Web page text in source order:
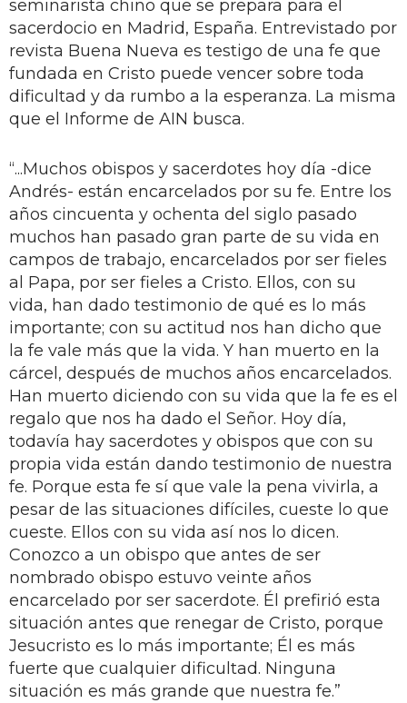
seminarista chino que se prepara para el
sacerdocio en Madrid, España. Entrevistado por
revista Buena Nueva es testigo de una fe que
fundada en Cristo puede vencer sobre toda
dificultad y da rumbo a la esperanza. La misma
que el Informe de AIN busca.
“...Muchos obispos y sacerdotes hoy día -dice
Andrés- están encarcelados por su fe. Entre los
años cincuenta y ochenta del siglo pasado
muchos han pasado gran parte de su vida en
campos de trabajo, encarcelados por ser fieles
al Papa, por ser fieles a Cristo. Ellos, con su
vida, han dado testimonio de qué es lo más
importante; con su actitud nos han dicho que
la fe vale más que la vida. Y han muerto en la
cárcel, después de muchos años encarcelados.
Han muerto diciendo con su vida que la fe es el
regalo que nos ha dado el Señor. Hoy día,
todavía hay sacerdotes y obispos que con su
propia vida están dando testimonio de nuestra
fe. Porque esta fe sí que vale la pena vivirla, a
pesar de las situaciones difíciles, cueste lo que
cueste. Ellos con su vida así nos lo dicen.
Conozco a un obispo que antes de ser
nombrado obispo estuvo veinte años
encarcelado por ser sacerdote. Él prefirió esta
situación antes que renegar de Cristo, porque
Jesucristo es lo más importante; Él es más
fuerte que cualquier dificultad. Ninguna
situación es más grande que nuestra fe.”